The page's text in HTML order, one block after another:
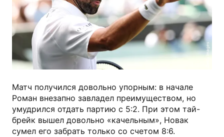
Getty Images
Матч получился довольно упорным: в начале
Роман внезапно завладел преимуществом, но
умудрился отдать партию с 5:2. При этом тай-
брейк вышел довольно «качельным», Новак
сумел его забрать только со счетом 8:6.